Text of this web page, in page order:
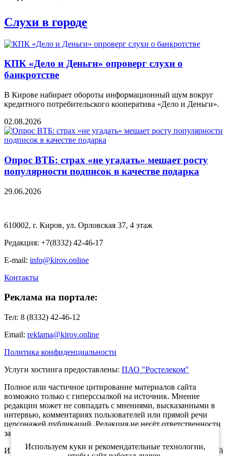
Слухи в городе
КПК «Дело и Деньги» опроверг слухи о
банкротстве
В Кирове набирает обороты информационный шум вокруг
кредитного потребительского кооператива «Дело и Деньги».
02.08.2026
Опрос ВТБ: страх «не угадать» мешает росту
популярности подписок в качестве подарка
29.06.2026
610002, г. Киров, ул. Орловская 37, 4 этаж
Редакция: +7(8332) 42-46-17
E-mail: info@kirov.online
Контакты
Реклама на портале:
Тел: 8 (8332) 42-46-12
Email: reklama@kirov.online
Политика конфиденциальности
Услуги хостинга предоставлены: ПАО "Ростелеком"
Полное или частичное цитирование материалов сайта
возможно только с гиперссылкой на источник. Мнение
редакции может не совпадать с мнениями, высказанными в
интервью, комментариях пользователей или прямой речи
персонажей публикаций. Редакция не несёт ответственности
за текст комментариев читателей.
Интернет-портал Kirov.online зарегистрирован в Федеральной
Используем куки и рекомендательные технологии,